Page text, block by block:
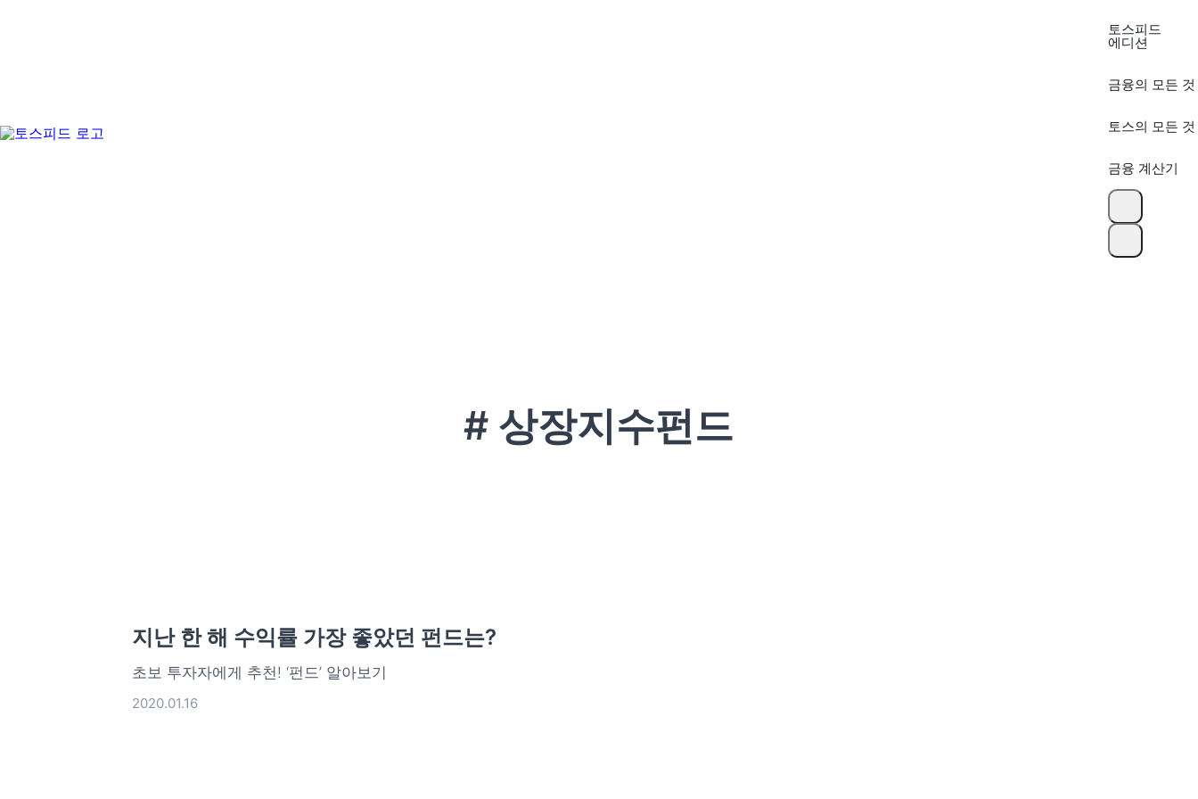
토스피드
에디션
금융의 모든 것
토스의 모든 것
금융 계산기
# 상장지수펀드
지난 한 해 수익률 가장 좋았던 펀드는?
초보 투자자에게 추천! ‘펀드’ 알아보기
2020.01.16